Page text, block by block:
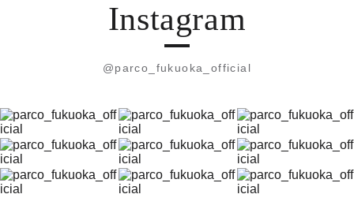
Instagram
@parco_fukuoka_official